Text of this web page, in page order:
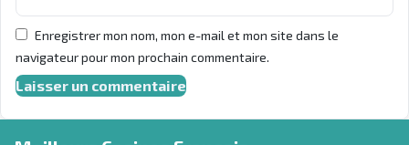
Enregistrer mon nom, mon e-mail et mon site dans le
navigateur pour mon prochain commentaire.